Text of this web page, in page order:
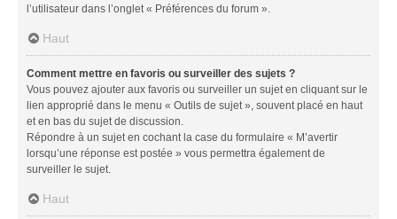
l’utilisateur dans l’onglet « Préférences du forum ».
Haut
Comment mettre en favoris ou surveiller des sujets ?
Vous pouvez ajouter aux favoris ou surveiller un sujet en cliquant sur le
lien approprié dans le menu « Outils de sujet », souvent placé en haut
et en bas du sujet de discussion.
Répondre à un sujet en cochant la case du formulaire « M’avertir
lorsqu’une réponse est postée » vous permettra également de
surveiller le sujet.
Haut